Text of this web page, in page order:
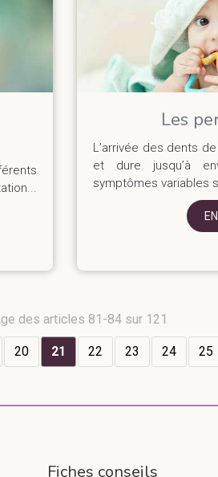
Les
L’arrivée des dents
et dure jusqu’à
symptômes variables
des articles 81-84 sur 121
20 21 22 23 24 25
Fiches conseils